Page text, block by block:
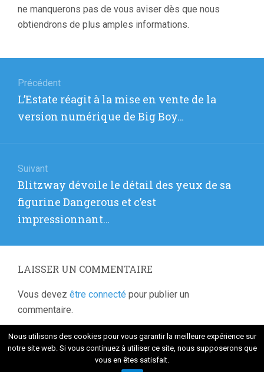
ne manquerons pas de vous aviser dès que nous
obtiendrons de plus amples informations.
de
l’article
Précédent
Article
précédent
L’Estate réagit à la mise en vente de la
version numérique de Big Boy…
Suivant
Article
suivant
Blitzway dévoile le détail des yeux de sa
figurine Dangerous et c’est
impressionnant…
LAISSER UN COMMENTAIRE
Vous devez être connecté pour publier un
commentaire.
Nous utilisons des cookies pour vous garantir la meilleure expérience sur
notre site web. Si vous continuez à utiliser ce site, nous supposerons que
vous en êtes satisfait.